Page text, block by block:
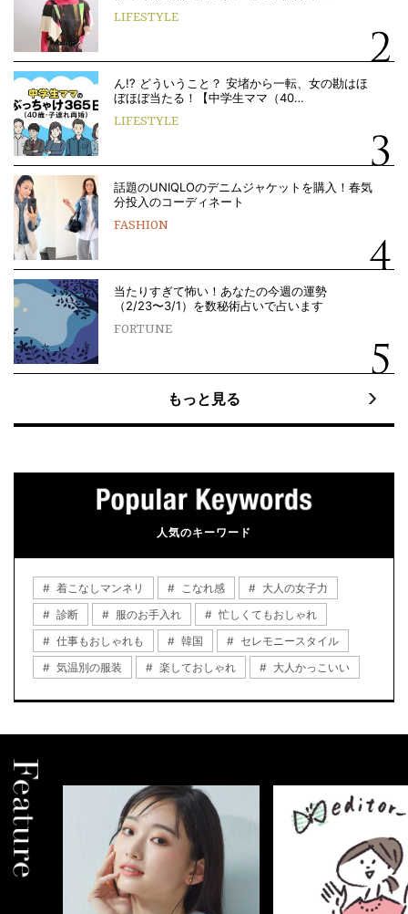
LIFESTYLE
ん!? どういうこと？ 安堵から一転、女の勘はほ
ぼほぼ当たる！【中学生ママ（40…
LIFESTYLE
話題のUNIQLOのデニムジャケットを購入！春気
分投入のコーディネート
FASHION
当たりすぎて怖い！あなたの今週の運勢
（2/23〜3/1）を数秘術占いで占います
FORTUNE
もっと見る
人気のキーワード
着こなしマンネリ こなれ感
大人の女子力
診断
服のお手入れ
忙しくてもおしゃれ
仕事もおしゃれも
韓国
セレモニースタイル
気温別の服装
楽しておしゃれ 大人かっこいい